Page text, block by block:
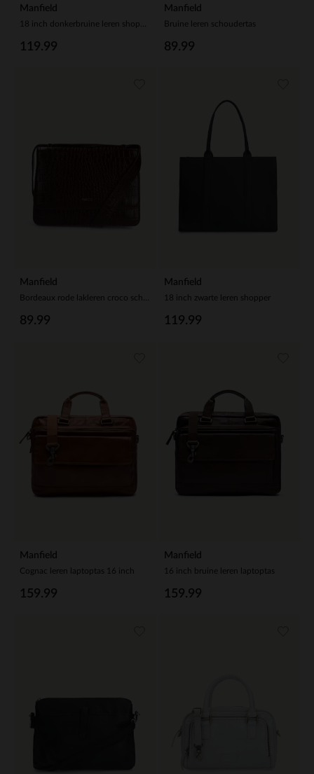
Manfield
119.99
Manfield
Bruine leren schoudertas
89.99
Manfield
89.99
Manfield
18 inch zwarte leren shopper
119.99
Manfield
Cognac leren laptoptas 16 inch
159.99
Manfield
16 inch bruine leren laptoptas
159.99